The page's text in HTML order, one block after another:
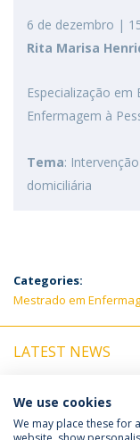
6 de dezembro |
Rita Marisa
Especialização em
Enfermagem à
Tema:
domiciliária
Categories:
Mestrado em
LATEST NEWS
UPCOMING EVENTS
We use cookies
We may place these for